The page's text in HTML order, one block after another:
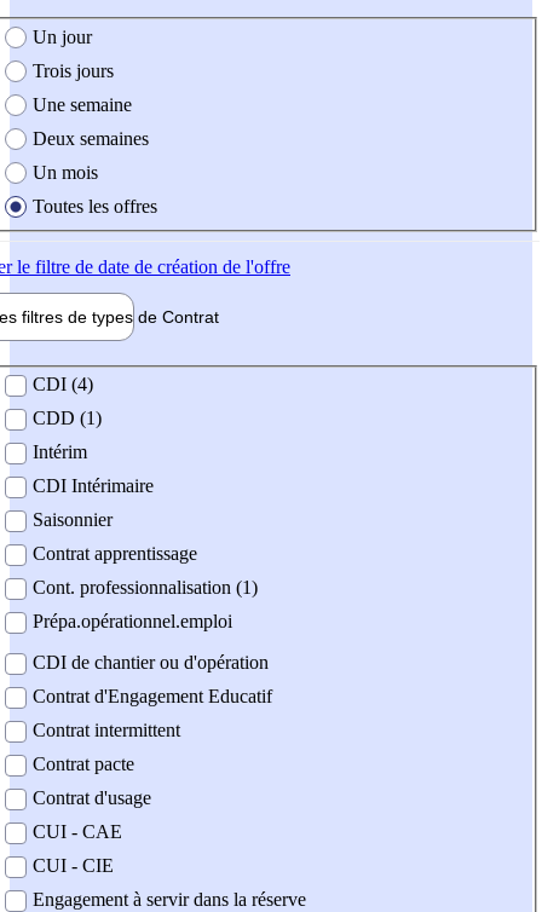
création de l'offre
Un jour
Trois jours
Une semaine
Deux semaines
Un mois
Toutes les offres
le filtre de date de création de l'offre
filtres de types de Contrat
contrat
CDI (4)
CDD (1)
Intérim
CDI Intérimaire
Saisonnier
Contrat apprentissage
Cont. professionnalisation (1)
Prépa.opérationnel.emploi
CDI de chantier ou d'opération
Contrat d'Engagement Educatif
Contrat intermittent
Contrat pacte
Contrat d'usage
CUI - CAE
CUI - CIE
Engagement à servir dans la réserve